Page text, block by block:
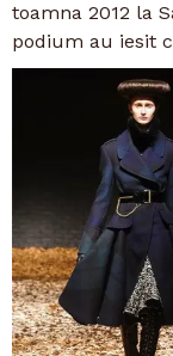
toamna 2012 la
podium au iesit